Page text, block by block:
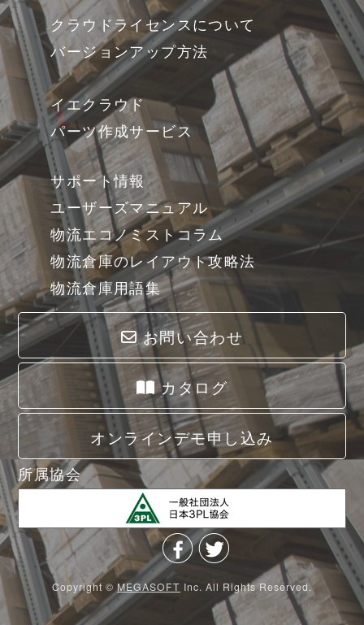
クラウドライセンスについて
バージョンアップ方法
イエクラウド
パーツ作成サービス
サポート情報
ユーザーズマニュアル
物流エコノミストコラム
物流倉庫のレイアウト攻略法
物流倉庫用語集
お問い合わせ
カタログ
オンラインデモ申し込み
所属協会
Copyright ©MEGASOFT Inc. All Rights Reserved.